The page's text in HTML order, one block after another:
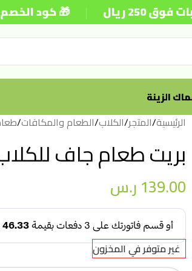
| 🎁 كود الخصم:
الزينة
الرئيسية/المتجر/الكلاب/الطعام والمكافات/
بريت طعام جاف للكلاب
139.00ر.س
غير متوفر في المخزون